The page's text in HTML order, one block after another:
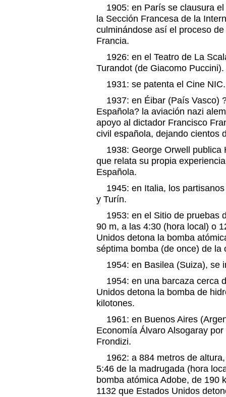
1905: en París se clausura el
la Sección Francesa de la
culminándose así el proceso
Francia.
1926: en el Teatro de La
Turandot (de Giacomo Puccini).
1931: se patenta el Cine NIC.
1937: en Éibar (País Vasco)
Española? la aviación nazi
apoyo al dictador Francisco
civil española, dejando cientos
1938: George Orwell publica
que relata su propia
Española.
1945: en Italia, los
y Turín.
1953: en el Sitio de pruebas
90 m, a las 4:30 (hora local) o
Unidos detona la bomba
séptima bomba (de once) de la
1954: en Basilea (Suiza), se
1954: en una barcaza cerca
Unidos detona la bomba de
kilotones.
1961: en Buenos Aires
Economía Álvaro Alsogaray
Frondizi.
1962: a 884 metros de
5:46 de la madrugada (hora
bomba atómica Adobe, de 190
1132 que Estados Unidos